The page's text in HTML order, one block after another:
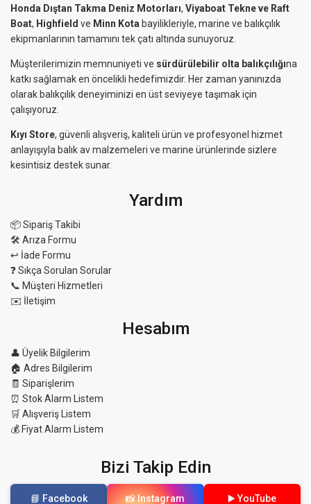
Honda Dıştan Takma Deniz Motorları, Viyaboat Tekne ve Raft
Boat, Highfield ve Minn Kota bayilikleriyle, marine ve balıkçılık
ekipmanlarının tamamını tek çatı altında sunuyoruz.
Müşterilerimizin memnuniyeti ve sürdürülebilir olta balıkçılığına
katkı sağlamak en öncelikli hedefimizdir. Her zaman yanınızda
olarak balıkçılık deneyiminizi en üst seviyeye taşımak için
çalışıyoruz.
Kıyı Store, güvenli alışveriş, kaliteli ürün ve profesyonel hizmet
anlayışıyla balık av malzemeleri ve marine ürünlerinde sizlere
kesintisiz destek sunar.
Yardım
📦 Sipariş Takibi
🛠 Arıza Formu
↩️ İade Formu
❓ Sıkça Sorulan Sorular
📞 Müşteri Hizmetleri
✉️ İletişim
Hesabım
👤 Üyelik Bilgilerim
🏠 Adres Bilgilerim
🧾 Siparişlerim
⏰ Stok Alarm Listem
🛒 Alışveriş Listem
💰 Fiyat Alarm Listem
Bizi Takip Edin
📘 Facebook 📸 Instagram ▶️ YouTube